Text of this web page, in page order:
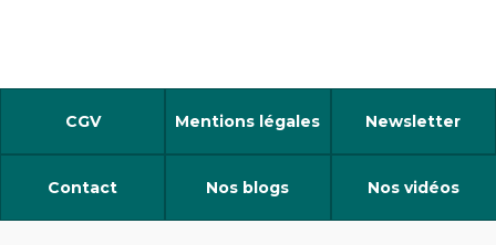
CGV Mentions légales Newsletter
Contact Nos blogs Nos vidéos